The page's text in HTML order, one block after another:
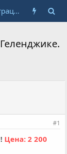
Регистрация
#1
Цена: 2 200